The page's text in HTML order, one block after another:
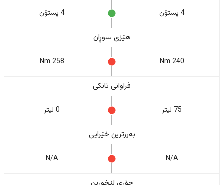
4 پستۆن 4 پستۆن
هێزی سوڕان
240 Nm
258 Nm
فراوانی تانکی
75 لیتر 0 لیتر
بەرزترین خێرایی
N/A
N/A